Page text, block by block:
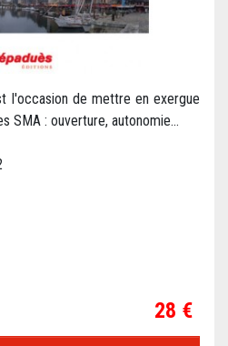
l'occasion de mettre en exergue
SMA : ouverture, autonomie...
Prix
28 €